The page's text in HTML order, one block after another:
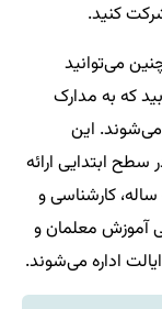
کنید.
می‌توانید
که به مدارک
این
ابتدایی ارائه
کارشناسی و
5 کالج خصوصی آموزش معلمان و